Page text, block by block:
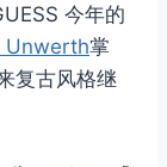
今年的
Unwerth掌
复古风格继